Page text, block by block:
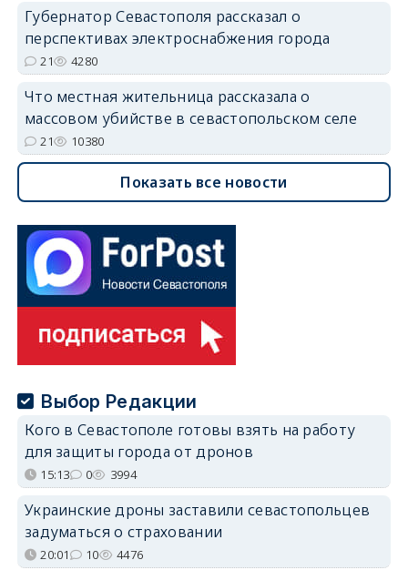
Губернатор Севастополя рассказал о
перспективах электроснабжения города
21 4280
Что местная жительница рассказала о
массовом убийстве в севастопольском селе
21 10380
Показать все новости
Выбор Редакции
Кого в Севастополе готовы взять на работу
для защиты города от дронов
15:13 0 3994
Украинские дроны заставили севастопольцев
задуматься о страховании
20:01 10 4476